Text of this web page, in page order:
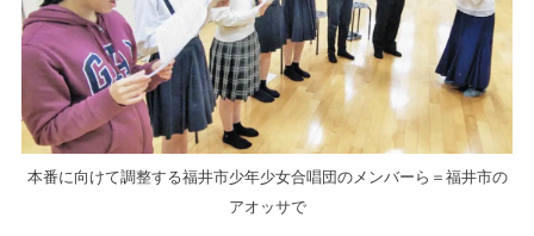
本番に向けて調整する福井市少年少女合唱団のメンバーら＝福井市の
アオッサで